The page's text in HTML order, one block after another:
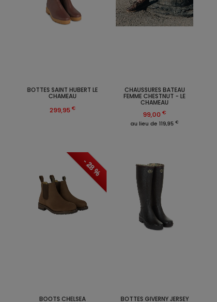
BOTTES SAINT HUBERT LE
CHAMEAU
299,95 €
CHAUSSURES BATEAU
FEMME CHESTNUT - LE
CHAMEAU
99,00 €
au lieu de 119,95 €
- 28 %
BOOTS CHELSEA BOTTES GIVERNY JERSEY